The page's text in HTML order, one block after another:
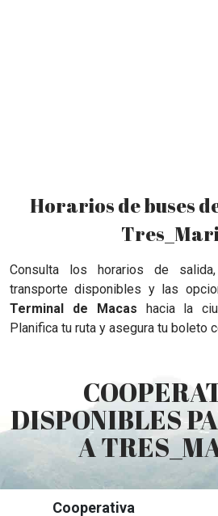
Horarios de buses
Consulta los horarios de
transporte disponibles y las
Terminal de Macas hacia la
Planifica tu ruta y asegura tu boleto
DISPONIBLES
A
Cooperativa